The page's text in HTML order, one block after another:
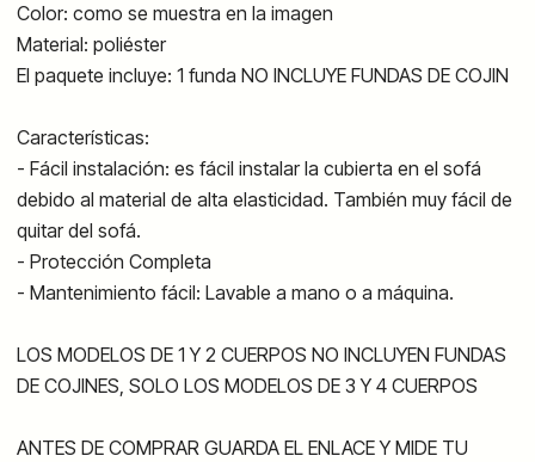
Color: como se muestra en la imagen
Material: poliéster
El paquete incluye: 1 funda NO INCLUYE FUNDAS DE COJIN
Características:
- Fácil instalación: es fácil instalar la cubierta en el sofá
debido al material de alta elasticidad. También muy fácil de
quitar del sofá.
- Protección Completa
- Mantenimiento fácil: Lavable a mano o a máquina.
LOS MODELOS DE 1 Y 2 CUERPOS NO INCLUYEN FUNDAS
DE COJINES, SOLO LOS MODELOS DE 3 Y 4 CUERPOS
ANTES DE COMPRAR GUARDA EL ENLACE Y MIDE TU